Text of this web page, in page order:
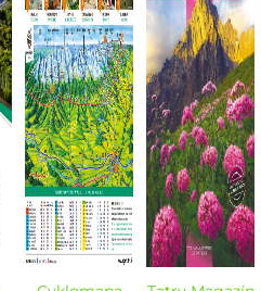
2022/2023 -
SK / EN